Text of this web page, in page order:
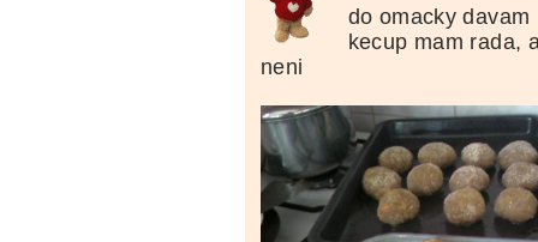
do omacky
kecup mam rada,
neni